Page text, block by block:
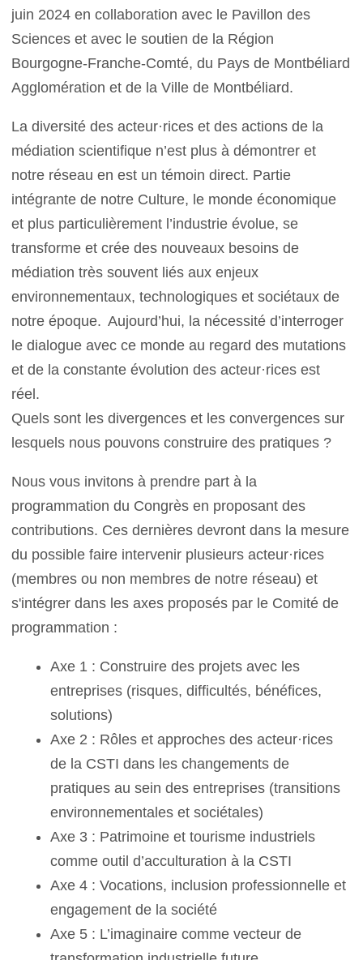
juin 2024 en collaboration avec le Pavillon des
Sciences et avec le soutien de la Région
Bourgogne-Franche-Comté, du Pays de Montbéliard
Agglomération et de la Ville de Montbéliard.
La diversité des acteur·rices et des actions de la
médiation scientifique n’est plus à démontrer et
notre réseau en est un témoin direct. Partie
intégrante de notre Culture, le monde économique
et plus particulièrement l’industrie évolue, se
transforme et crée des nouveaux besoins de
médiation très souvent liés aux enjeux
environnementaux, technologiques et sociétaux de
notre époque. Aujourd’hui, la nécessité d’interroger
le dialogue avec ce monde au regard des mutations
et de la constante évolution des acteur·rices est
réel.
Quels sont les divergences et les convergences sur
lesquels nous pouvons construire des pratiques ?
Nous vous invitons à prendre part à la
programmation du Congrès en proposant des
contributions. Ces dernières devront dans la mesure
du possible faire intervenir plusieurs acteur·rices
(membres ou non membres de notre réseau) et
s'intégrer dans les axes proposés par le Comité de
programmation :
Axe 1 : Construire des projets avec les
entreprises (risques, difficultés, bénéfices,
solutions)
Axe 2 : Rôles et approches des acteur·rices
de la CSTI dans les changements de
pratiques au sein des entreprises (transitions
environnementales et sociétales)
Axe 3 : Patrimoine et tourisme industriels
comme outil d’acculturation à la CSTI
Axe 4 : Vocations, inclusion professionnelle et
engagement de la société
Axe 5 : L’imaginaire comme vecteur de